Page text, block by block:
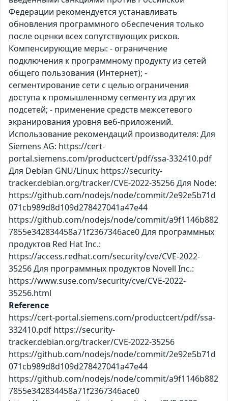
Федерации рекомендуется устанавливать
обновления программного обеспечения только
после оценки всех сопутствующих рисков.
Компенсирующие меры: - ограничение
подключения к программному продукту из сетей
общего пользования (Интернет); -
сегментирование сети с целью ограничения
доступа к промышленному сегменту из других
подсетей; - применение средств межсетевого
экранирования уровня веб-приложений.
Использование рекомендаций производителя: Для
Siemens AG: https://cert-
portal.siemens.com/productcert/pdf/ssa-332410.pdf
Для Debian GNU/Linux: https://security-
tracker.debian.org/tracker/CVE-2022-35256 Для Node:
https://github.com/nodejs/node/commit/2e92e5b71d
071cb989d8d109d278427041a47e44
https://github.com/nodejs/node/commit/a9f1146b882
7855e342834458a71f2367346ace0 Для программных
продуктов Red Hat Inc.:
https://access.redhat.com/security/cve/CVE-2022-
35256 Для программных продуктов Novell Inc.:
https://www.suse.com/security/cve/CVE-2022-
35256.html
Reference
https://cert-portal.siemens.com/productcert/pdf/ssa-
332410.pdf https://security-
tracker.debian.org/tracker/CVE-2022-35256
https://github.com/nodejs/node/commit/2e92e5b71d
071cb989d8d109d278427041a47e44
https://github.com/nodejs/node/commit/a9f1146b882
7855e342834458a71f2367346ace0